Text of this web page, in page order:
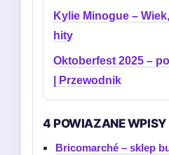
Kylie Minogue –
hity
Oktoberfest 2025 –
| Przewodnik
4 POWIAZANE WPISY
Bricomarché – sklep